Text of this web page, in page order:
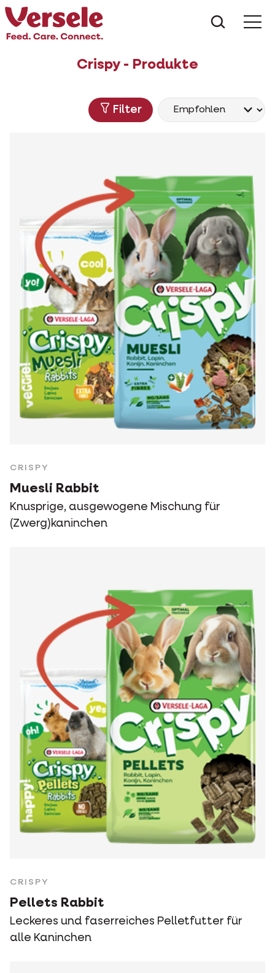
Crispy - Produkte
Filter
CRISPY
Muesli Rabbit
Knusprige, ausgewogene Mischung für
(Zwerg)kaninchen
CRISPY
Pellets Rabbit
Leckeres und faserreiches Pelletfutter für
alle Kaninchen